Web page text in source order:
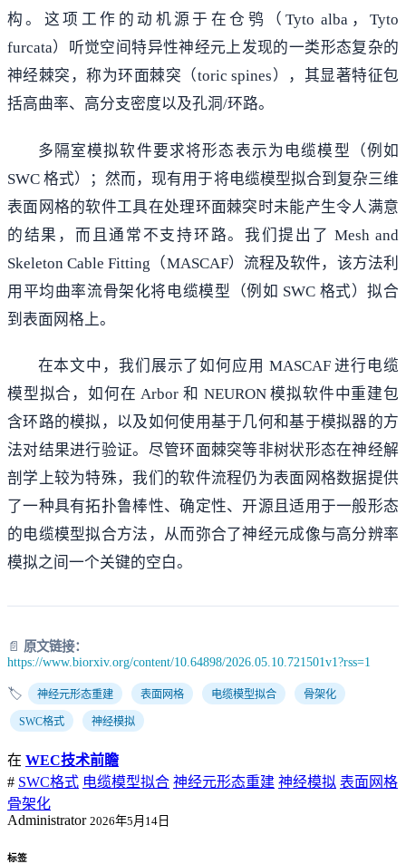
构。这项工作的动机源于在仓鸮（Tyto alba，Tyto
furcata）听觉空间特异性神经元上发现的一类形态复杂的
神经棘突，称为环面棘突（toric spines），其显著特征包
括高曲率、高分支密度以及孔洞/环路。
多隔室模拟软件要求将形态表示为电缆模型（例如
SWC 格式）；然而，现有用于将电缆模型拟合到复杂三维
表面网格的软件工具在处理环面棘突时未能产生令人满意
的结果，而且通常不支持环路。我们提出了 Mesh and
Skeleton Cable Fitting（MASCAF）流程及软件，该方法利
用平均曲率流骨架化将电缆模型（例如 SWC 格式）拟合
到表面网格上。
在本文中，我们展示了如何应用 MASCAF 进行电缆
模型拟合，如何在 Arbor 和 NEURON 模拟软件中重建包
含环路的模拟，以及如何使用基于几何和基于模拟器的方
法对结果进行验证。尽管环面棘突等非树状形态在神经解
剖学上较为特殊，我们的软件流程仍为表面网格数据提供
了一种具有拓扑鲁棒性、确定性、开源且适用于一般形态
的电缆模型拟合方法，从而弥合了神经元成像与高分辨率
模拟之间一个关键的空白。
📄 原文链接：
https://www.biorxiv.org/content/10.64898/2026.05.10.721501v1?rss=1
🏷️ 神经元形态重建 表面网格 电缆模型拟合 骨架化
SWC格式 神经模拟
在 WEC技术前瞻
# SWC格式 电缆模型拟合 神经元形态重建 神经模拟 表面网格
骨架化
Administrator 2026年5月14日
标签